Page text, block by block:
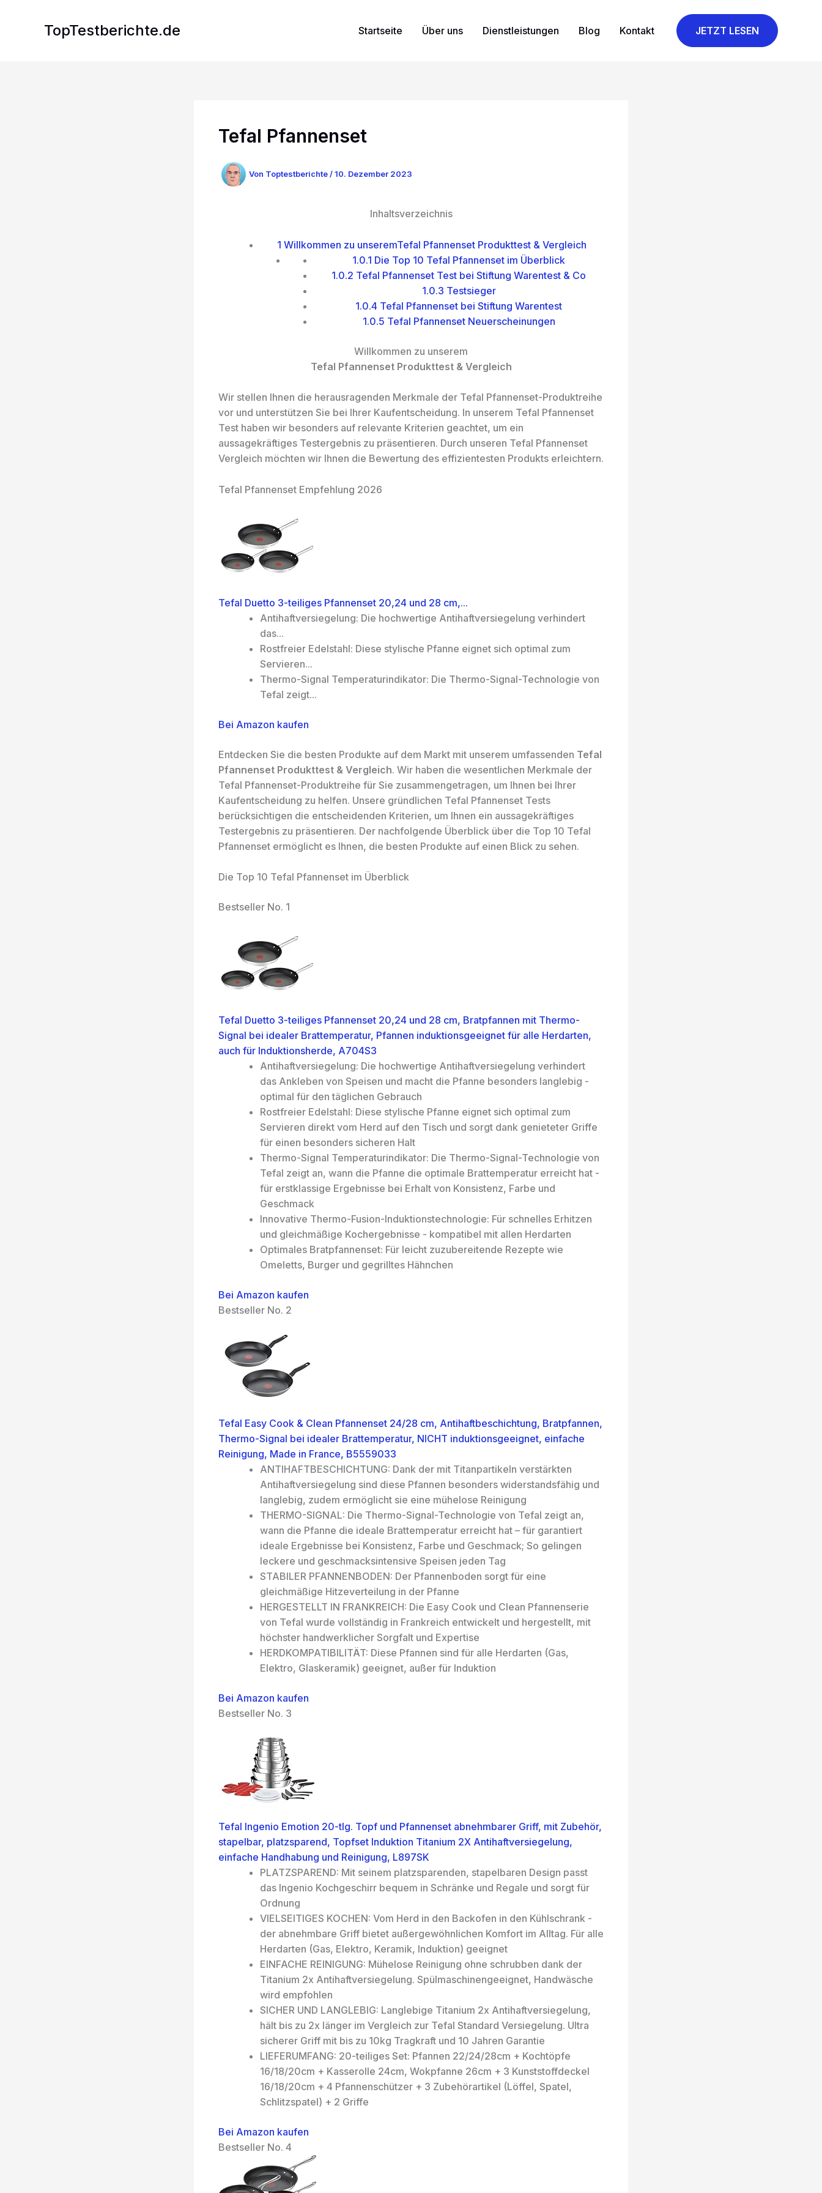
TopTestberichte.de Startseite Über uns Dienstleistungen Blog Kontakt JETZT LESEN
Tefal Pfannenset
Von Toptestberichte /10. Dezember 2023
Inhaltsverzeichnis
1 Willkommen zu unseremTefal Pfannenset Produkttest & Vergleich
1.0.1 Die Top 10 Tefal Pfannenset im Überblick
1.0.2 Tefal Pfannenset Test bei Stiftung Warentest & Co
1.0.3 Testsieger
1.0.4 Tefal Pfannenset bei Stiftung Warentest
1.0.5 Tefal Pfannenset Neuerscheinungen
Willkommen zu unserem
Tefal Pfannenset Produkttest & Vergleich
Wir stellen Ihnen die herausragenden Merkmale der Tefal Pfannenset-Produktreihe
vor und unterstützen Sie bei Ihrer Kaufentscheidung. In unserem Tefal Pfannenset
Test haben wir besonders auf relevante Kriterien geachtet, um ein
aussagekräftiges Testergebnis zu präsentieren. Durch unseren Tefal Pfannenset
Vergleich möchten wir Ihnen die Bewertung des effizientesten Produkts erleichtern.
Tefal Pfannenset Empfehlung 2026
Tefal Duetto 3-teiliges Pfannenset 20,24 und 28 cm,...
Antihaftversiegelung: Die hochwertige Antihaftversiegelung verhindert
das...
Rostfreier Edelstahl: Diese stylische Pfanne eignet sich optimal zum
Servieren...
Thermo-Signal Temperaturindikator: Die Thermo-Signal-Technologie von
Tefal zeigt...
Bei Amazon kaufen
Entdecken Sie die besten Produkte auf dem Markt mit unserem umfassenden Tefal
Pfannenset Produkttest & Vergleich. Wir haben die wesentlichen Merkmale der
Tefal Pfannenset-Produktreihe für Sie zusammengetragen, um Ihnen bei Ihrer
Kaufentscheidung zu helfen. Unsere gründlichen Tefal Pfannenset Tests
berücksichtigen die entscheidenden Kriterien, um Ihnen ein aussagekräftiges
Testergebnis zu präsentieren. Der nachfolgende Überblick über die Top 10 Tefal
Pfannenset ermöglicht es Ihnen, die besten Produkte auf einen Blick zu sehen.
Die Top 10 Tefal Pfannenset im Überblick
Bestseller No. 1
Tefal Duetto 3-teiliges Pfannenset 20,24 und 28 cm, Bratpfannen mit Thermo-
Signal bei idealer Brattemperatur, Pfannen induktionsgeeignet für alle Herdarten,
auch für Induktionsherde, A704S3
Antihaftversiegelung: Die hochwertige Antihaftversiegelung verhindert
das Ankleben von Speisen und macht die Pfanne besonders langlebig -
optimal für den täglichen Gebrauch
Rostfreier Edelstahl: Diese stylische Pfanne eignet sich optimal zum
Servieren direkt vom Herd auf den Tisch und sorgt dank genieteter Griffe
für einen besonders sicheren Halt
Thermo-Signal Temperaturindikator: Die Thermo-Signal-Technologie von
Tefal zeigt an, wann die Pfanne die optimale Brattemperatur erreicht hat -
für erstklassige Ergebnisse bei Erhalt von Konsistenz, Farbe und
Geschmack
Innovative Thermo-Fusion-Induktionstechnologie: Für schnelles Erhitzen
und gleichmäßige Kochergebnisse - kompatibel mit allen Herdarten
Optimales Bratpfannenset: Für leicht zuzubereitende Rezepte wie
Omeletts, Burger und gegrilltes Hähnchen
Bei Amazon kaufen
Bestseller No. 2
Tefal Easy Cook & Clean Pfannenset 24/28 cm, Antihaftbeschichtung, Bratpfannen,
Thermo-Signal bei idealer Brattemperatur, NICHT induktionsgeeignet, einfache
Reinigung, Made in France, B5559033
ANTIHAFTBESCHICHTUNG: Dank der mit Titanpartikeln verstärkten
Antihaftversiegelung sind diese Pfannen besonders widerstandsfähig und
langlebig, zudem ermöglicht sie eine mühelose Reinigung
THERMO-SIGNAL: Die Thermo-Signal-Technologie von Tefal zeigt an,
wann die Pfanne die ideale Brattemperatur erreicht hat – für garantiert
ideale Ergebnisse bei Konsistenz, Farbe und Geschmack; So gelingen
leckere und geschmacksintensive Speisen jeden Tag
STABILER PFANNENBODEN: Der Pfannenboden sorgt für eine
gleichmäßige Hitzeverteilung in der Pfanne
HERGESTELLT IN FRANKREICH: Die Easy Cook und Clean Pfannenserie
von Tefal wurde vollständig in Frankreich entwickelt und hergestellt, mit
höchster handwerklicher Sorgfalt und Expertise
HERDKOMPATIBILITÄT: Diese Pfannen sind für alle Herdarten (Gas,
Elektro, Glaskeramik) geeignet, außer für Induktion
Bei Amazon kaufen
Bestseller No. 3
Tefal Ingenio Emotion 20-tlg. Topf und Pfannenset abnehmbarer Griff, mit Zubehör,
stapelbar, platzsparend, Topfset Induktion Titanium 2X Antihaftversiegelung,
einfache Handhabung und Reinigung, L897SK
PLATZSPAREND: Mit seinem platzsparenden, stapelbaren Design passt
das Ingenio Kochgeschirr bequem in Schränke und Regale und sorgt für
Ordnung
VIELSEITIGES KOCHEN: Vom Herd in den Backofen in den Kühlschrank -
der abnehmbare Griff bietet außergewöhnlichen Komfort im Alltag. Für alle
Herdarten (Gas, Elektro, Keramik, Induktion) geeignet
EINFACHE REINIGUNG: Mühelose Reinigung ohne schrubben dank der
Titanium 2x Antihaftversiegelung. Spülmaschinengeeignet, Handwäsche
wird empfohlen
SICHER UND LANGLEBIG: Langlebige Titanium 2x Antihaftversiegelung,
hält bis zu 2x länger im Vergleich zur Tefal Standard Versiegelung. Ultra
sicherer Griff mit bis zu 10kg Tragkraft und 10 Jahren Garantie
LIEFERUMFANG: 20-teiliges Set: Pfannen 22/24/28cm + Kochtöpfe
16/18/20cm + Kasserolle 24cm, Wokpfanne 26cm + 3 Kunststoffdeckel
16/18/20cm + 4 Pfannenschützer + 3 Zubehörartikel (Löffel, Spatel,
Schlitzspatel) + 2 Griffe
Bei Amazon kaufen
Bestseller No. 4